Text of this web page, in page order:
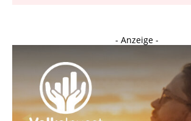
- Anzeige -